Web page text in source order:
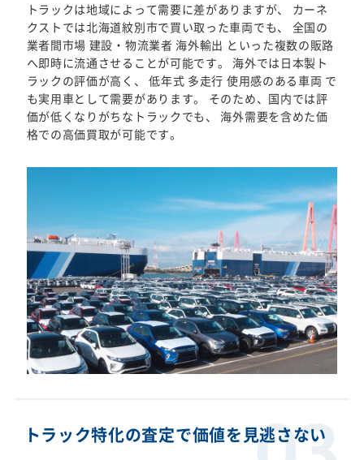
トラックは地域によって需要に差がありますが、 カーネ
クストでは北海道紋別市で買い取った車両でも、 全国の
業者間市場 建設・物流業者 海外輸出 といった複数の販路
へ即時に流通させることが可能です。 海外では日本製ト
ラックの評価が高く、 低年式 多走行 使用感のある車両 で
も実用車として需要があります。 そのため、国内では評
価が低くなりがちなトラックでも、 海外需要を含めた価
格での高価買取が可能です。
トラック特化の査定で価値を見逃さない